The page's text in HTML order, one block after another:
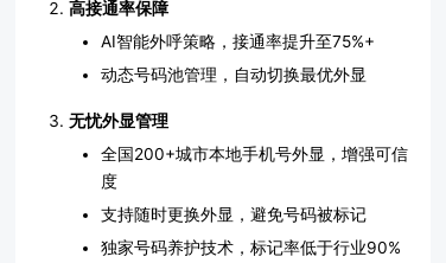
高接通率保障
AI智能外呼策略，接通率提升至75%+
动态号码池管理，自动切换最优外显
无忧外显管理
全国200+城市本地手机号外显，增强可信
度
支持随时更换外显，避免号码被标记
独家号码养护技术，标记率低于行业90%